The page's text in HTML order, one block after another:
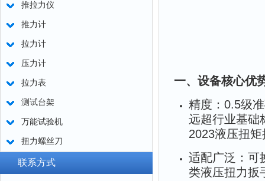
推拉力仪
推力计
拉力计
压力计
拉力表
测试台架
万能试验机
扭力螺丝刀
联系方式
一、设备核心优
精度：0.5级
远超行业基础
2023液压扭
适配广泛：可
类液压扭力扳